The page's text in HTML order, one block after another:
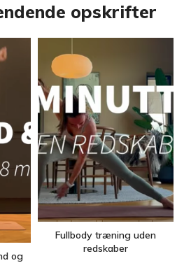
opskrifter
og
Fullbody træning uden
redskaber